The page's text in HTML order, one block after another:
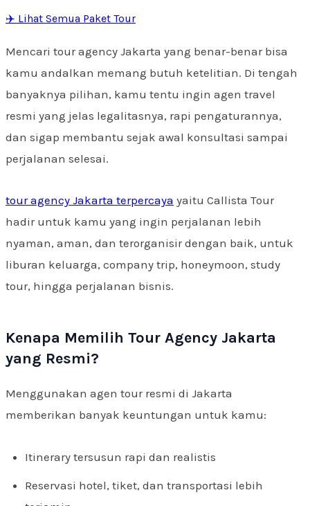
✈️ Lihat Semua Paket Tour
Mencari tour agency Jakarta yang benar-benar bisa
kamu andalkan memang butuh ketelitian. Di tengah
banyaknya pilihan, kamu tentu ingin agen travel
resmi yang jelas legalitasnya, rapi pengaturannya,
dan sigap membantu sejak awal konsultasi sampai
perjalanan selesai.
tour agency Jakarta terpercaya yaitu Callista Tour
hadir untuk kamu yang ingin perjalanan lebih
nyaman, aman, dan terorganisir dengan baik, untuk
liburan keluarga, company trip, honeymoon, study
tour, hingga perjalanan bisnis.
Kenapa Memilih Tour Agency Jakarta
yang Resmi?
Menggunakan agen tour resmi di Jakarta
memberikan banyak keuntungan untuk kamu:
Itinerary tersusun rapi dan realistis
Reservasi hotel, tiket, dan transportasi lebih